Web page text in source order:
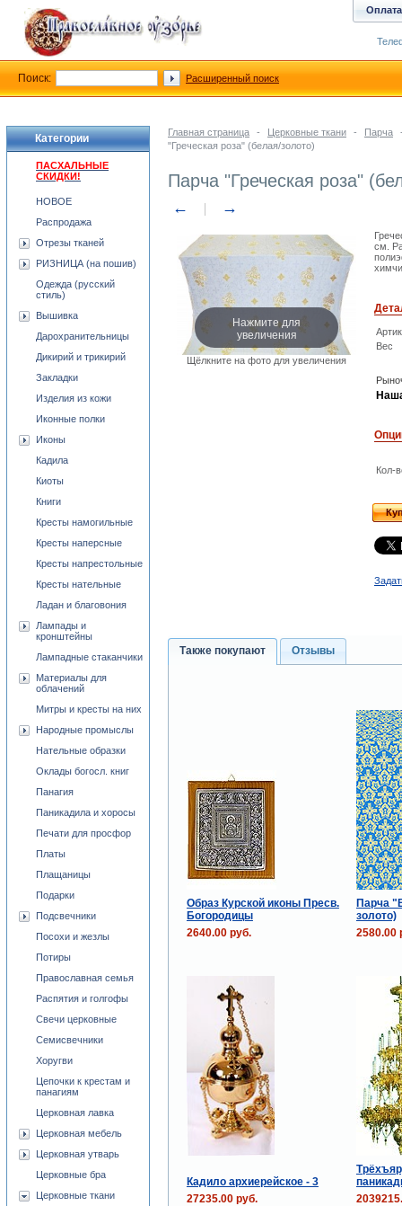
Главная страница - Церковные ткани - Парча
"Греческая роза" (белая/золото)
Парча "Греческая роза"
← →
Нажмите для
увеличения
Щёлкните на фото для увеличения
см.
Вес
Кол-
Также покупают Отзывы
Образ Курской иконы Пресв.
Богородицы
Парча
золото)
2640.00 руб.
2580.00
Кадило архиерейское - 3
27235.00 руб.
Категории
ПАСХАЛЬНЫЕ
СКИДКИ!
НОВОЕ
Распродажа
Отрезы тканей
РИЗНИЦА (на пошив)
Одежда (русский
стиль)
Вышивка
Дарохранительницы
Дикирий и трикирий
Закладки
Изделия из кожи
Иконные полки
Иконы
Кадила
Киоты
Книги
Кресты намогильные
Кресты наперсные
Кресты напрестольные
Кресты нательные
Ладан и благовония
Лампады и
кронштейны
Лампадные стаканчики
Материалы для
облачений
Митры и кресты на них
Народные промыслы
Нательные образки
Оклады богосл. книг
Панагия
Паникадила и хоросы
Печати для просфор
Платы
Плащаницы
Подарки
Подсвечники
Посохи и жезлы
Потиры
Православная семья
Распятия и голгофы
Свечи церковные
Семисвечники
Хоругви
Цепочки к крестам и
панагиям
Церковная лавка
Церковная мебель
Церковная утварь
Церковные бра
Церковные ткани
Оплата
Поиск: Расширенный поиск